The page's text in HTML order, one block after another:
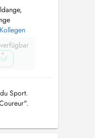
Sport.
prévention